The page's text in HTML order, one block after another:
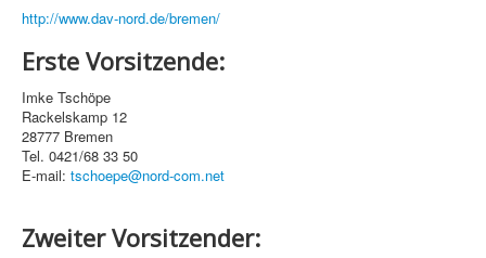
http://www.dav-nord.de/bremen/
Erste Vorsitzende:
Imke Tschöpe
Rackelskamp 12
28777 Bremen
Tel. 0421/68 33 50
E-mail: tschoepe@nord-com.net
Zweiter Vorsitzender: